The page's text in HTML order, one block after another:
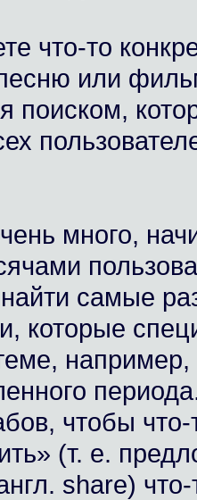
что-то
или
поиском,
много,
самые
которые
например,
чтобы что-
(т. е.
share)